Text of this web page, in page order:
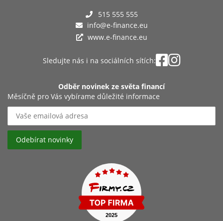
515 555 555
info@e-finance.eu
www.e-finance.eu
Sledujte nás i na sociálních sítích:
Odběr novinek ze světa financí
Měsíčně pro Vás vybírame důležité informace